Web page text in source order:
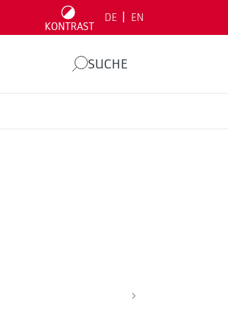
KONTRAST
DE EN
SUCHE